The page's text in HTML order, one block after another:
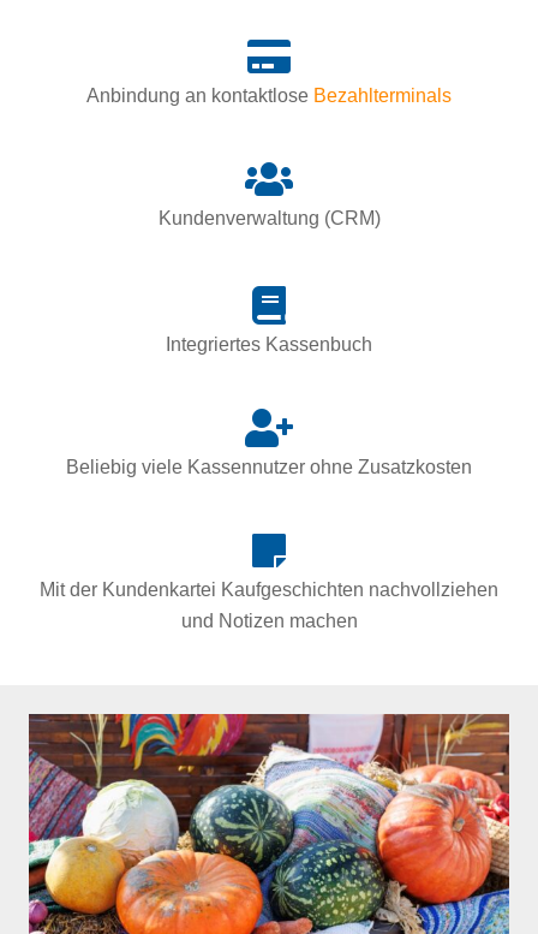
Anbindung an kontaktlose Bezahlterminals
Kundenverwaltung (CRM)
Integriertes Kassenbuch
Beliebig viele Kassennutzer ohne Zusatzkosten
Mit der Kundenkartei Kaufgeschichten nachvollziehen
und Notizen machen